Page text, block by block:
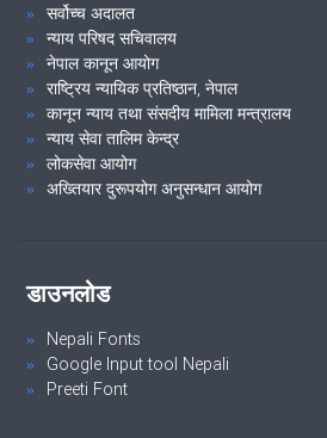
सहन्यायाधिवक्ता श्री अच्यूतमणि नेउपाने,
सहायक जिल्ला न्यायाधिवक्ता दिनेश भट्टराई,
बहादुर परियार लगायत अन्य कर्मचारीको
सरकारी वकील कार्यालयहरुमा कार्यरत
दिवसिय दक्षता अभिवृद्धि सम्बन्धी प्रशिक्षण
सर्वोच्च अदालत
न्याय परिषद सचिवालय
नेपाल कानून आयोग
राष्ट्रिय न्यायिक प्रतिष्ठान, नेपाल
कानून न्याय तथा संसदीय मामिला मन्त्रालय
न्याय सेवा तालिम केन्द्र
लोकसेवा आयोग
अख्तियार दुरूपयोग अनुसन्धान आयोग
डाउनलोड
Nepali Fonts
Google Input tool Nepali
Preeti Font